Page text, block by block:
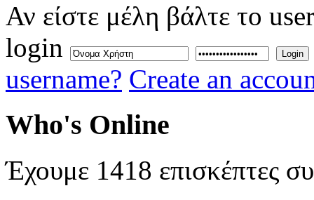
Αν είστε μέλη βάλτε το
login
Login
username? Create an
Who's Online
Έχουμε 1418 επισκέπτες